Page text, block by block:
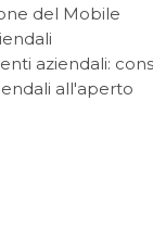
del Mobile
aziendali:
all'aperto